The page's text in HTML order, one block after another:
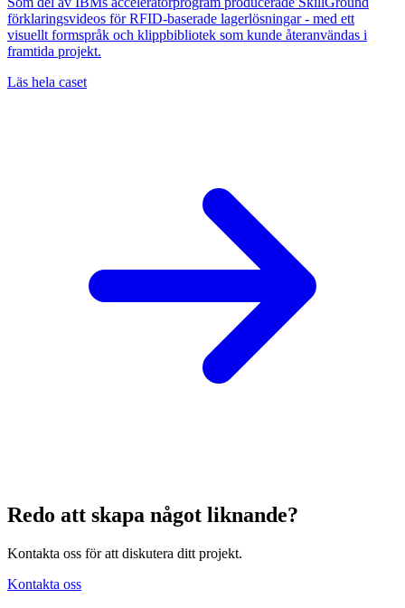
förklaringsvideos för RFID-baserade lagerlösningar - med ett
visuellt formspråk och klippbibliotek som kunde återanvändas i
framtida projekt.
Läs hela caset
Redo att skapa något liknande?
Kontakta oss för att diskutera ditt projekt.
Kontakta oss